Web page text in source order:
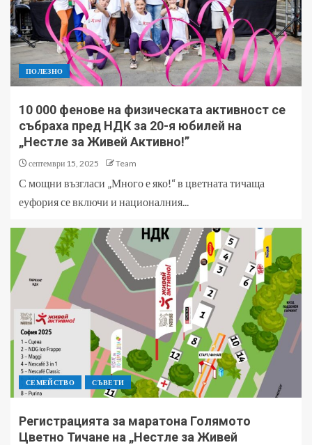
ПОЛЕЗНО
10 000 фенове на физическата активност се
събраха пред НДК за 20-я юбилей на
„Нестле за Живей Активно!”
септември 15, 2025 Team
С мощни възгласи „Много е яко!“ в цветната тичаща
еуфория се включи и националния...
СЕМЕЙСТВО СЪВЕТИ
Регистрацията за маратона Голямото
Цветно Тичане на „Нестле за Живей